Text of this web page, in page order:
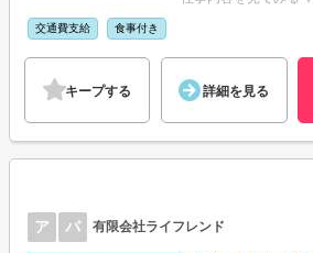
交通費支給 食事付き
キープする 詳細を見る
ア パ 有限会社ライフレンド